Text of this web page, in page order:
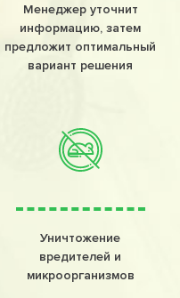
Менеджер уточнит
информацию, затем
предложит оптимальный
вариант решения
Уничтожение
вредителей и
микроорганизмов